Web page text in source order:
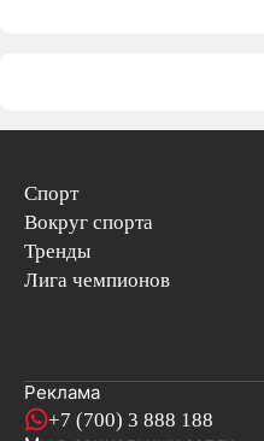
Спорт
Вокруг спорта
Тренды
Лига чемпионов
Реклама
+7 (700) 3 888 188